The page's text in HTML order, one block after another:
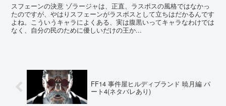
スフェーンの決意 ゾラージャは、正直、ラスボスの風格ではなかっ
たのですが、やはりスフェーンがラスボスとして立ちはだかるんです
よね。こういうキャラによくある、実は腹黒いってキャラなわけでは
なく、自分の民のために優しいだけの王か...
FF14 事件屋ヒルディブランド 暁月編 パ
ート4(ネタバレあり)